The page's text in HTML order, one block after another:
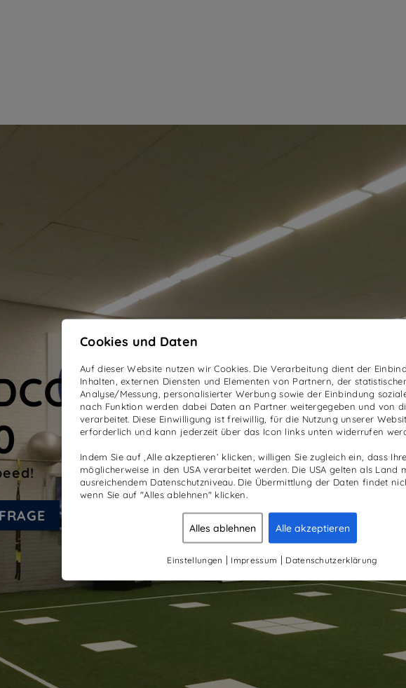
Cookies und Daten
Auf dieser Website nutzen wir Cookies. Die Verarbeitung dient der
Inhalten, externen Diensten und Elementen von Partnern, der
Analyse/Messung, personalisierter Werbung sowie der Einbindung
nach Funktion werden dabei Daten an Partner weitergegeben und von
verarbeitet. Diese Einwilligung ist freiwillig, für die Nutzung unserer
erforderlich und kann jederzeit über das Icon links unten widerrufen
Indem Sie auf ‚Alle akzeptieren‘ klicken, willigen Sie zugleich ein, dass
möglicherweise in den USA verarbeitet werden. Die USA gelten als Land
ausreichendem Datenschutzniveau. Die Übermittlung der Daten findet
wenn Sie auf "Alles ablehnen" klicken.
Alles ablehnen Alle akzeptieren
Einstellungen | Impressum | Datenschutzerklärung